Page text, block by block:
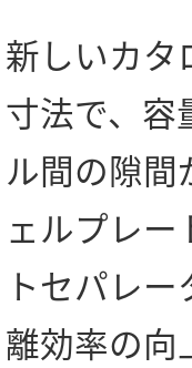
新しいカタ
寸法で、
ル間の隙間
ェルプレ
トセパレ
離効率の向